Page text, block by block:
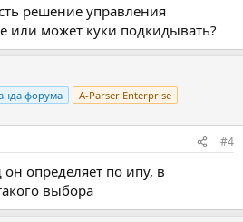
решение управления
или может куки подкидывать?
форума A-Parser Enterprise
#4
он определяет по ипу, в
выбора